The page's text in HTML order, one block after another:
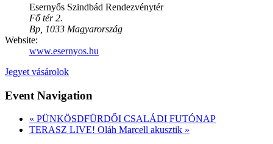
Esernyős Szindbád Rendezvénytér
Fő tér 2.
Bp 1033 Magyarország
Website:
www.esernyos.hu
Jegyet vásárolok
Event Navigation
« PÜNKÖSDFÜRDŐI CSALÁDI FUTÓNAP
TERASZ LIVE! Oláh Marcell akusztik »